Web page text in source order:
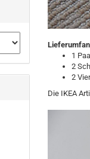
1
2
2
Die IKEA